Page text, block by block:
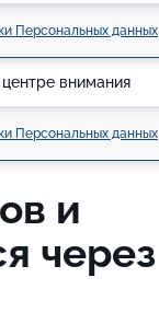
Персональных данных
внимания
Персональных данных
и
через